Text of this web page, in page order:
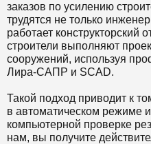
заказов по усилению
трудятся не только
работает конструкторский
строители выполняют
сооружений, используя
Лира-САПР и SCAD.
Такой подход приводит к
в автоматическом режиме
компьютерной проверке
нам, вы получите